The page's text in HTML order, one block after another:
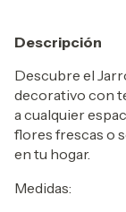
Descripción
Descubre el
decorativo con
a cualquier
flores frescas o
en tu hogar.
Medidas: